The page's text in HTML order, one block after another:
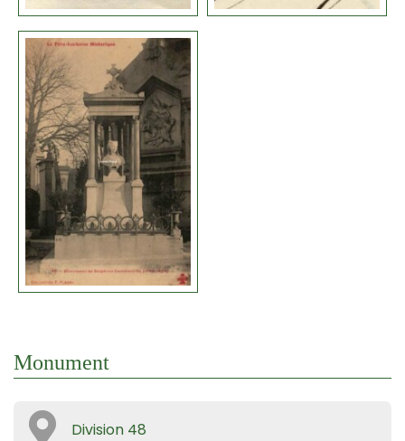
Monument
Division 48